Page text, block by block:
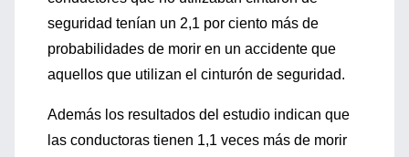
seguridad tenían un 2,1 por ciento más de
probabilidades de morir en un accidente que
aquellos que utilizan el cinturón de seguridad.
Además los resultados del estudio indican que
las conductoras tienen 1,1 veces más de morir